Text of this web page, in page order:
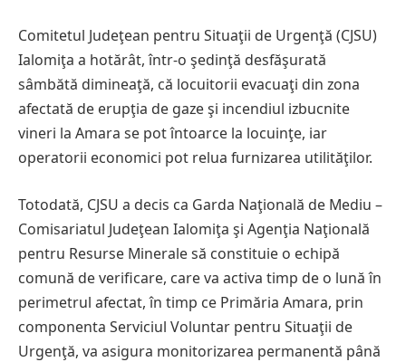
Comitetul Judeţean pentru Situaţii de Urgenţă (CJSU)
Ialomiţa a hotărât, într-o şedinţă desfăşurată
sâmbătă dimineaţă, că locuitorii evacuaţi din zona
afectată de erupţia de gaze şi incendiul izbucnite
vineri la Amara se pot întoarce la locuinţe, iar
operatorii economici pot relua furnizarea utilităţilor.
Totodată, CJSU a decis ca Garda Naţională de Mediu –
Comisariatul Judeţean Ialomiţa şi Agenţia Naţională
pentru Resurse Minerale să constituie o echipă
comună de verificare, care va activa timp de o lună în
perimetrul afectat, în timp ce Primăria Amara, prin
componenta Serviciul Voluntar pentru Situaţii de
Urgenţă, va asigura monitorizarea permanentă până